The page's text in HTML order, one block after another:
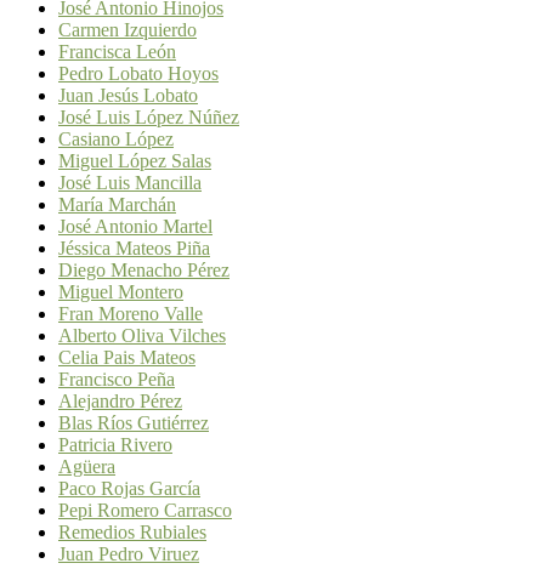
José Antonio Hinojos
Carmen Izquierdo
Francisca León
Pedro Lobato Hoyos
Juan Jesús Lobato
José Luis López Núñez
Casiano López
Miguel López Salas
José Luis Mancilla
María Marchán
José Antonio Martel
Jéssica Mateos Piña
Diego Menacho Pérez
Miguel Montero
Fran Moreno Valle
Alberto Oliva Vilches
Celia Pais Mateos
Francisco Peña
Alejandro Pérez
Blas Ríos Gutiérrez
Patricia Rivero
Agüera
Paco Rojas García
Pepi Romero Carrasco
Remedios Rubiales
Juan Pedro Viruez